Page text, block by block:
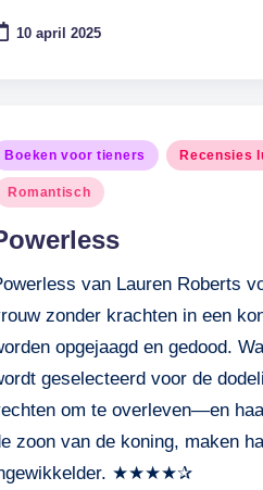
10 april 2025
Boeken voor tieners Recensies
Romantisch
van Lauren Roberts
zonder krachten in een
opgejaagd en gedood.
geselecteerd voor de
om te overleven—en
zoon van de koning, maken
★★★★✰